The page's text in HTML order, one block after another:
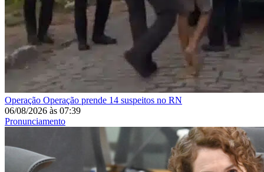
Operação Operação prende 14 suspeitos no RN
06/08/2026 às 07:39
Pronunciamento